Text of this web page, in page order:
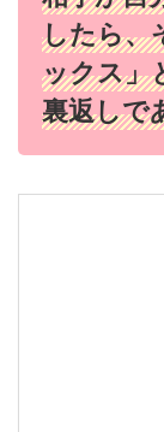
したら、
ックス」
裏返しで